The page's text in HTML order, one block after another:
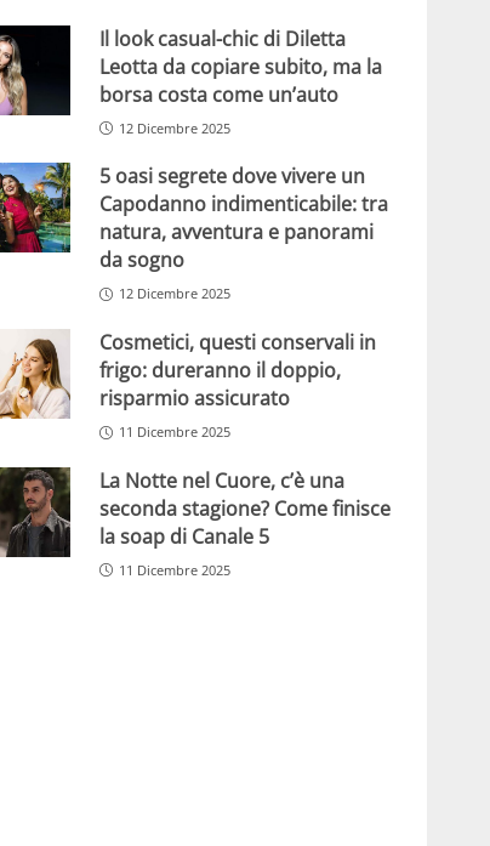
Il look casual-chic di Diletta
Leotta da copiare subito, ma la
borsa costa come un’auto
12 Dicembre 2025
5 oasi segrete dove vivere un
Capodanno indimenticabile: tra
natura, avventura e panorami
da sogno
12 Dicembre 2025
Cosmetici, questi conservali in
frigo: dureranno il doppio,
risparmio assicurato
11 Dicembre 2025
La Notte nel Cuore, c’è una
seconda stagione? Come finisce
la soap di Canale 5
11 Dicembre 2025